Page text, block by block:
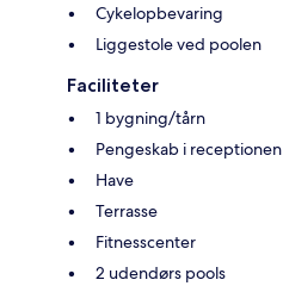
Cykelopbevaring
Liggestole ved poolen
Faciliteter
1 bygning/tårn
Pengeskab i receptionen
Have
Terrasse
Fitnesscenter
2 udendørs pools